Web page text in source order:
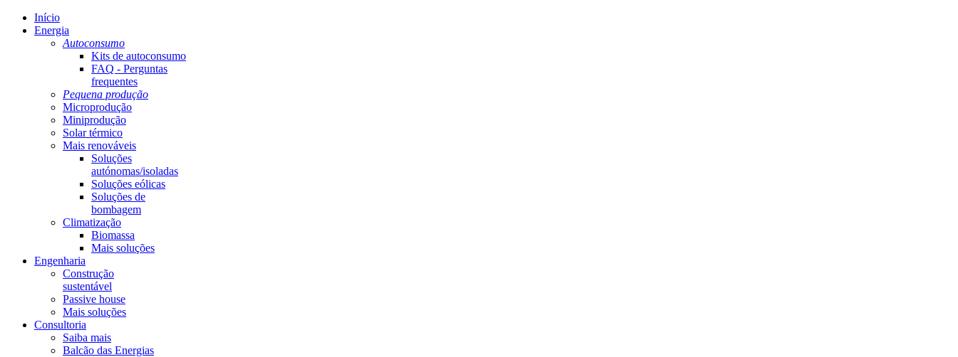
Início
Energia
Autoconsumo
Kits de autoconsumo
FAQ - Perguntas
frequentes
Pequena produção
Microprodução
Miniprodução
Solar térmico
Mais renováveis
Soluções
autónomas/isoladas
Soluções eólicas
Soluções de
bombagem
Climatização
Biomassa
Mais soluções
Engenharia
Construção
sustentável
Passive house
Mais soluções
Consultoria
Saiba mais
Balcão das Energias